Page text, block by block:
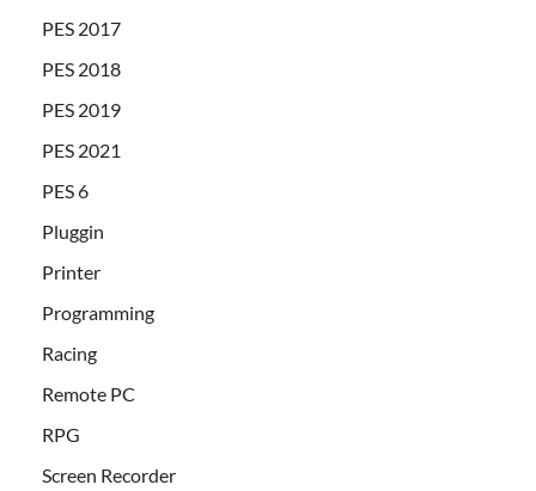
PES 2017
PES 2018
PES 2019
PES 2021
PES 6
Pluggin
Printer
Programming
Racing
Remote PC
RPG
Screen Recorder